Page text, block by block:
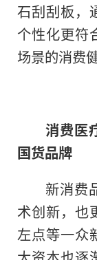
石刮刮板，
个性化更符
场景的消费
消费医
国货品牌
新消费
术创新，也
左点等一众